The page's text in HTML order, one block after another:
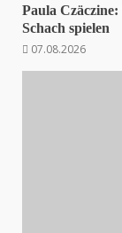
Paula
Schach spielen
07.08.2026